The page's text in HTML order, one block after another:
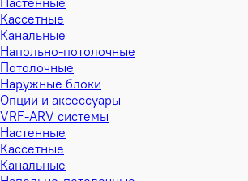
Кассетные
Канальные
Напольно-потолочные
Потолочные
Наружные блоки
Опции и аксессуары
VRF-ARV системы
Настенные
Кассетные
Канальные